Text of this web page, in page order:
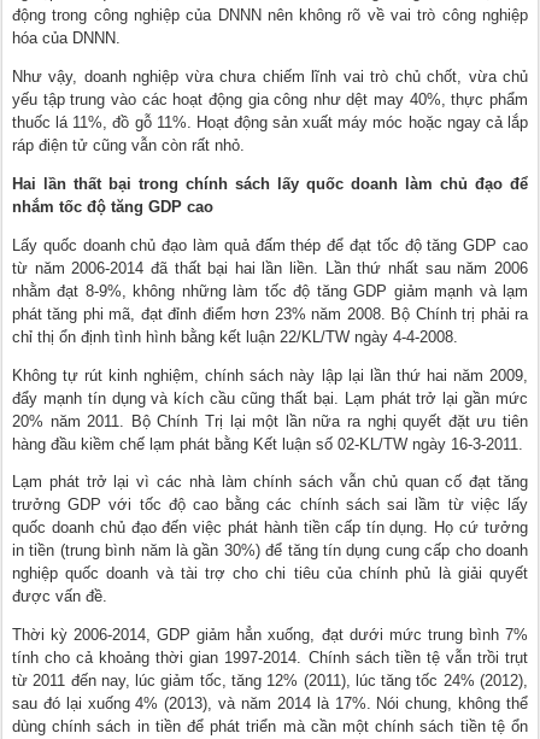
động trong công nghiệp của DNNN nên không rõ về vai trò công nghiệp
hóa của DNNN.
Như vậy, doanh nghiệp vừa chưa chiếm lĩnh vai trò chủ chốt, vừa chủ
yếu tập trung vào các hoạt động gia công như dệt may 40%, thực phẩm
thuốc lá 11%, đồ gỗ 11%. Hoạt động sản xuất máy móc hoặc ngay cả lắp
ráp điện tử cũng vẫn còn rất nhỏ.
Hai lần thất bại trong chính sách lấy quốc doanh làm chủ đạo để
nhắm tốc độ tăng GDP cao
Lấy quốc doanh chủ đạo làm quả đấm thép để đạt tốc độ tăng GDP cao
từ năm 2006-2014 đã thất bại hai lần liền. Lần thứ nhất sau năm 2006
nhằm đạt 8-9%, không những làm tốc độ tăng GDP giảm mạnh và lạm
phát tăng phi mã, đạt đỉnh điểm hơn 23% năm 2008. Bộ Chính trị phải ra
chỉ thị ổn định tình hình bằng kết luận 22/KL/TW ngày 4-4-2008.
Không tự rút kinh nghiệm, chính sách này lập lại lần thứ hai năm 2009,
đẩy mạnh tín dụng và kích cầu cũng thất bại. Lạm phát trở lại gần mức
20% năm 2011. Bộ Chính Trị lại một lần nữa ra nghị quyết đặt ưu tiên
hàng đầu kiềm chế lạm phát bằng Kết luận số 02-KL/TW ngày 16-3-2011.
Lạm phát trở lại vì các nhà làm chính sách vẫn chủ quan cố đạt tăng
trưởng GDP với tốc độ cao bằng các chính sách sai lầm từ việc lấy
quốc doanh chủ đạo đến việc phát hành tiền cấp tín dụng. Họ cứ tưởng
in tiền (trung bình năm là gần 30%) để tăng tín dụng cung cấp cho doanh
nghiệp quốc doanh và tài trợ cho chi tiêu của chính phủ là giải quyết
được vấn đề.
Thời kỳ 2006-2014, GDP giảm hẳn xuống, đạt dưới mức trung bình 7%
tính cho cả khoảng thời gian 1997-2014. Chính sách tiền tệ vẫn trồi trụt
từ 2011 đến nay, lúc giảm tốc, tăng 12% (2011), lúc tăng tốc 24% (2012),
sau đó lại xuống 4% (2013), và năm 2014 là 17%. Nói chung, không thể
dùng chính sách in tiền để phát triển mà cần một chính sách tiền tệ ổn